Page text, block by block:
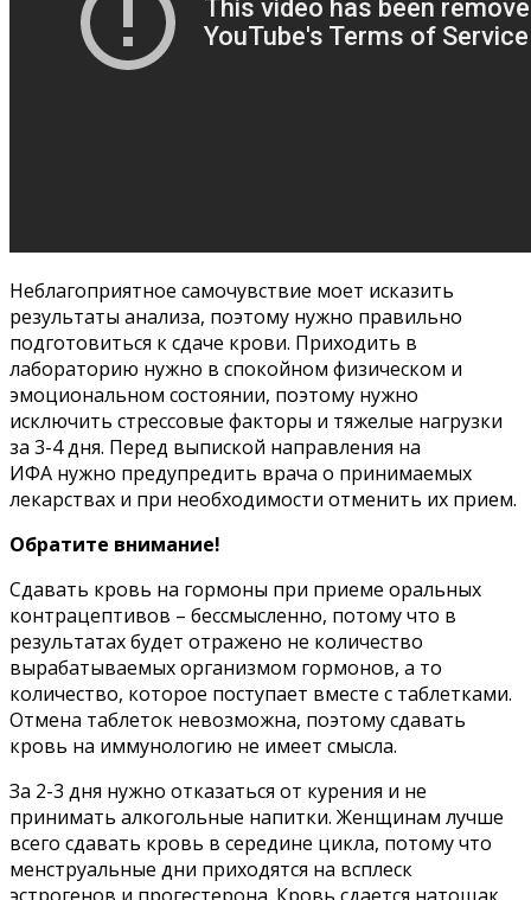
Неблагоприятное самочувствие моет исказить
результаты анализа, поэтому нужно правильно
подготовиться к сдаче крови. Приходить в
лабораторию нужно в спокойном физическом и
эмоциональном состоянии, поэтому нужно
исключить стрессовые факторы и тяжелые нагрузки
за 3-4 дня. Перед выпиской направления на
ИФА нужно предупредить врача о принимаемых
лекарствах и при необходимости отменить их прием.
Обратите внимание!
Сдавать кровь на гормоны при приеме оральных
контрацептивов – бессмысленно, потому что в
результатах будет отражено не количество
вырабатываемых организмом гормонов, а то
количество, которое поступает вместе с таблетками.
Отмена таблеток невозможна, поэтому сдавать
кровь на иммунологию не имеет смысла.
За 2-3 дня нужно отказаться от курения и не
принимать алкогольные напитки. Женщинам лучше
всего сдавать кровь в середине цикла, потому что
менструальные дни приходятся на всплеск